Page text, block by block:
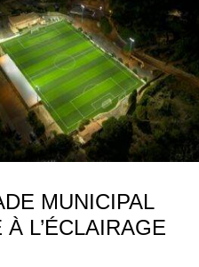
MUNICIPAL
À L’ÉCLAIRAGE